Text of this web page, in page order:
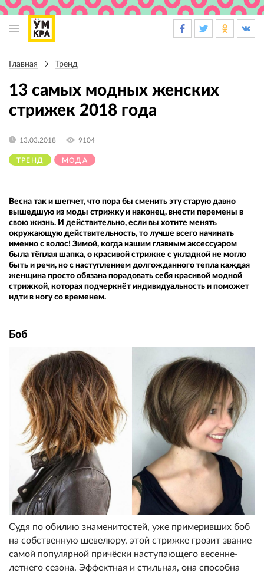
навигации
Главная Тренд
13 самых модных женских
стрижек 2018 года
ТРЕНД МОДА
13.03.2018 9104
Весна так и шепчет, что пора бы сменить эту старую давно
вышедшую из моды стрижку и наконец, внести перемены в
свою жизнь. И действительно, если вы хотите менять
окружающую действительность, то лучше всего начинать
именно с волос! Зимой, когда нашим главным аксессуаром
была тёплая шапка, о красивой стрижке с укладкой не могло
быть и речи, но с наступлением долгожданного тепла каждая
женщина просто обязана порадовать себя красивой модной
стрижкой, которая подчеркнёт индивидуальность и поможет
идти в ногу со временем.
Боб
Судя по обилию знаменитостей, уже примеривших боб
на собственную шевелюру, этой стрижке грозит звание
самой популярной причёски наступающего весенне-
летнего сезона. Эффектная и стильная, она способна